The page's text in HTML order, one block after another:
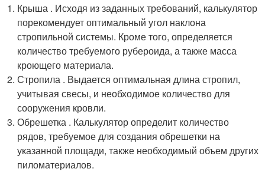
Крыша . Исходя из заданных требований, калькулятор
порекомендует оптимальный угол наклона
стропильной системы. Кроме того, определяется
количество требуемого рубероида, а также масса
кроющего материала.
Стропила . Выдается оптимальная длина стропил,
учитывая свесы, и необходимое количество для
сооружения кровли.
Обрешетка . Калькулятор определит количество
рядов, требуемое для создания обрешетки на
указанной площади, также необходимый объем других
пиломатериалов.